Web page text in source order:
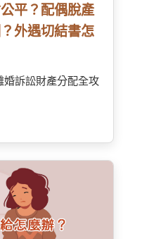
平？配偶脫產
外遇切結書怎
婚訴訟財產分配全攻